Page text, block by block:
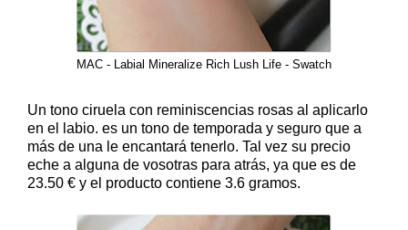
MAC - Labial Mineralize Rich Lush Life - Swatch
Un tono ciruela con reminiscencias rosas al aplicarlo
en el labio. es un tono de temporada y seguro que a
más de una le encantará tenerlo. Tal vez su precio
eche a alguna de vosotras para atrás, ya que es de
23.50 € y el producto contiene 3.6 gramos.